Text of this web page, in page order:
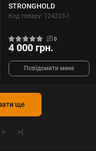
STRONGHOLD
Код товару: 124223-1
0
4 000 грн.
Повідомити мене
ще
> >|